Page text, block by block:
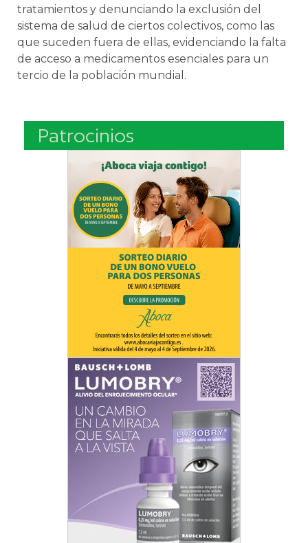
tratamientos y denunciando la exclusión del
sistema de salud de ciertos colectivos, como las
que suceden fuera de ellas, evidenciando la falta
de acceso a medicamentos esenciales para un
tercio de la población mundial.
Patrocinios